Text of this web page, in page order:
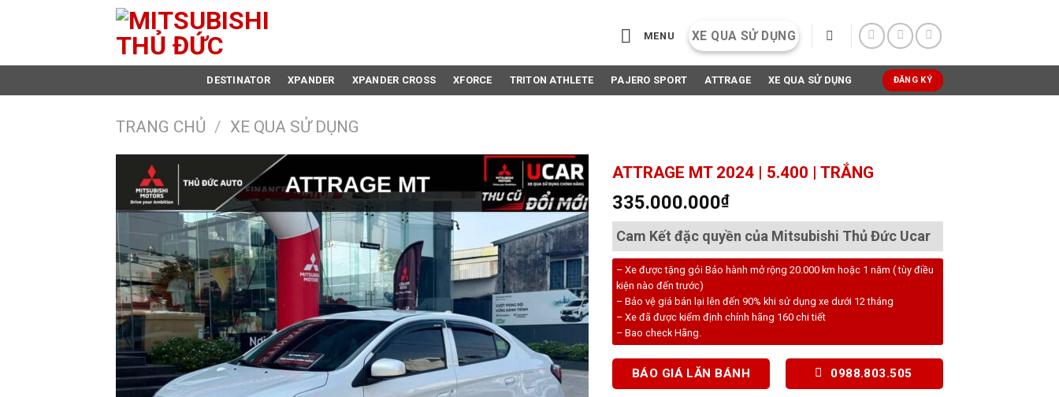
MENU XE QUA SỬ DỤNG
DESTINATOR XPANDER XPANDER CROSS XFORCE TRITON ATHLETE PAJERO SPORT ATTRAGE XE QUA SỬ DỤNG ĐĂNG KÝ
TRANG CHỦ / XE QUA SỬ DỤNG
ATTRAGE MT 2024 | 5.400 | TRẮNG
335.000.000₫
Cam Kết đặc quyền của Mitsubishi Thủ Đức Ucar
– Xe được tặng gói Bảo hành mở rộng 20.000 km hoặc 1 năm ( tùy điều
kiện nào đến trước)
– Bảo vệ giá bán lại lên đến 90% khi sử dụng xe dưới 12 tháng
– Xe đã được kiểm định chính hãng 160 chi tiết
– Bao check Hãng.
BÁO GIÁ LĂN BÁNH 0988.803.505